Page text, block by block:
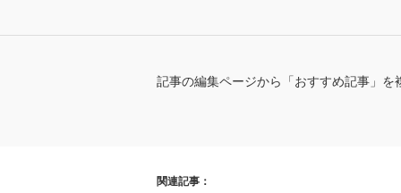
記事の編集ページから「おすすめ記事」を
関連記事：